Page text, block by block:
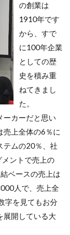
の創業は
1910年です
から、すで
に100年企業
としての歴
史を積み重
ねてきまし
た。
ーカーだと思い
売上全体の6％に
テムの20％、社
ントで売上の
ベースの売上は
人で、売上全
字を見てもお分
展開している大